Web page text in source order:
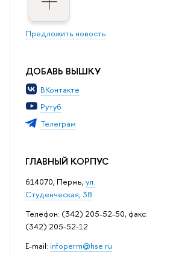
Предложить новость
ДОБАВЬ ВЫШКУ
ВКонтакте
Рутуб
Телеграм
ГЛАВНЫЙ КОРПУС
614070, Пермь,ул.
Студенческая, 38
Телефон: (342) 205-52-50, факс:
(342) 205-52-12
Е-mail: infoperm@hse.ru